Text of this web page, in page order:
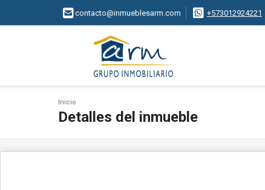
contacto@inmueblesarm.com +573012924221
Inicio
Detalles del inmueble